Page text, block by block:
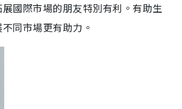
國際市場的朋友特別有利。有助生
同市場更有助力。